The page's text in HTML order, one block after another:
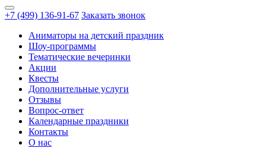
+7 (499) 136-91-67 Заказать звонок
Аниматоры на детский праздник
Шоу-программы
Тематические вечеринки
Акции
Квесты
Дополнительные услуги
Отзывы
Вопрос-ответ
Календарные праздники
Контакты
О нас